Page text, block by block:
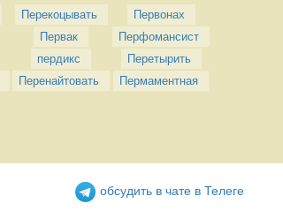
Перекоцывать
Первак
пердикс
Перенайтовать
Первонах
Перфомансист
Перетырить
Пермаментная
обсудить в чате в Телеге